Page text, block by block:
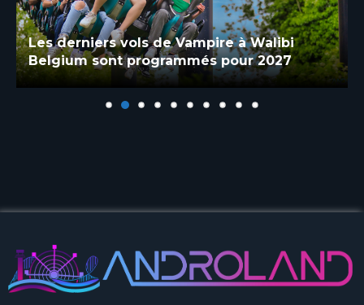
Les derniers vols de Vampire à Walibi
Belgium sont programmés pour 2027